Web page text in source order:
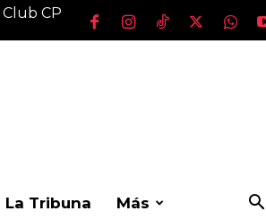
CP
La Tribuna Más